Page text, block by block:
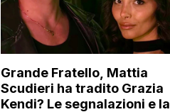
Grande Fratello, Mattia
Scudieri ha tradito Grazia
Kendi? Le segnalazioni e la